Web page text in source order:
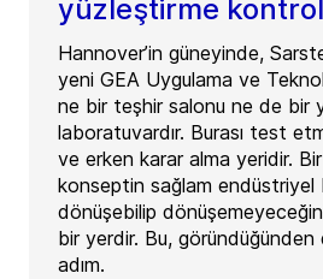
yüzleştirme
Hannover’in güneyinde,
yeni GEA Uygulama ve
ne bir teşhir salonu ne de bir
laboratuvardır. Burası test
ve erken karar alma yeridir.
konseptin sağlam endüstriyel
dönüşebilip
bir yerdir. Bu,
adım.